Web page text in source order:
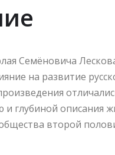
Семёновича
на развитие
и глубиной описания
второй